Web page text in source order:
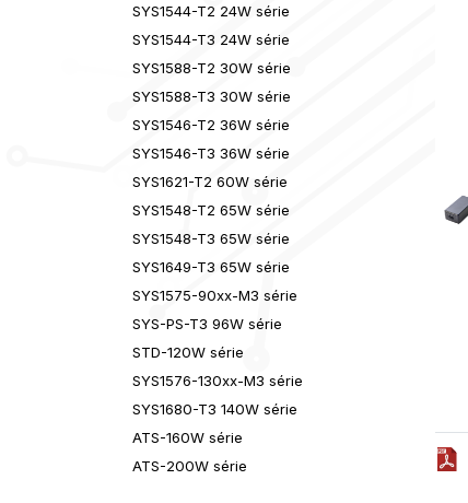
SYS1544-T2 24W série
SYS1544-T3 24W série
SYS1588-T2 30W série
SYS1588-T3 30W série
SYS1546-T2 36W série
SYS1546-T3 36W série
SYS1621-T2 60W série
SYS1548-T2 65W série
SYS1548-T3 65W série
SYS1649-T3 65W série
SYS1575-90xx-M3 série
SYS-PS-T3 96W série
STD-120W série
SYS1576-130xx-M3 série
SYS1680-T3 140W série
ATS-160W série
ATS-200W série